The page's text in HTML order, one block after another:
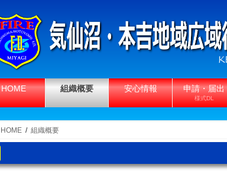
HOME 組織概要 安心情報 申請・届出
様式DL
HOME 組織概要